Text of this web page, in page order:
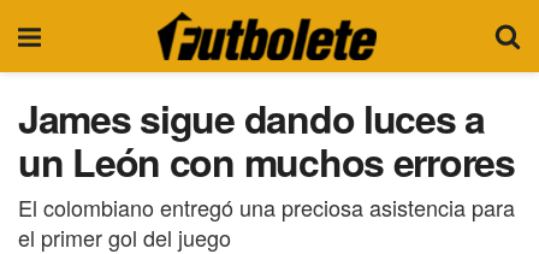
James sigue dando luces a
un León con muchos errores
El colombiano entregó una preciosa asistencia para
el primer gol del juego